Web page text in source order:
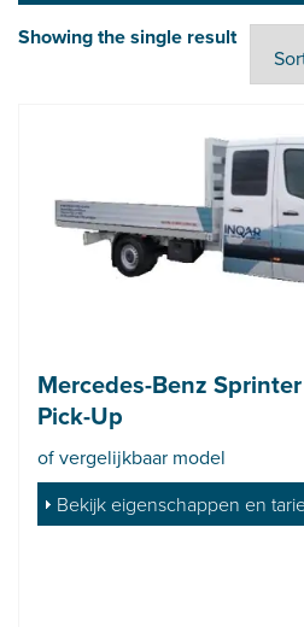
Showing the single result
Mercedes-Benz
Pick-Up
of vergelijkbaar model
Bekijk eigenschappen en